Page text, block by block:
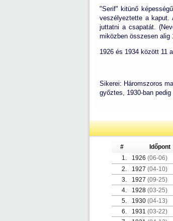
"Serif" kitünő
veszélyeztette a kaput.
juttatni a csapatát.
miközben összesen alig
1926 és 1934 között 11
Sikerei: Háromszoros
győztes, 1930-ban
# Időpont
1.
1926 (06-06)
2.
1927 (04-10)
3.
1927 (09-25)
4.
1928 (03-25)
5.
1930 (04-13)
6.
1931 (03-22)